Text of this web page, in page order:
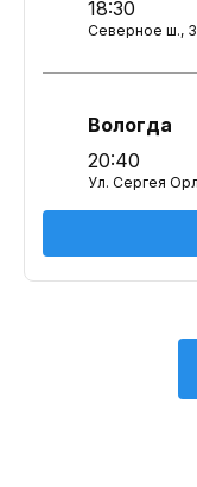
18:30
Северное ш.,
Вологда
20:40
Ул. Сергея